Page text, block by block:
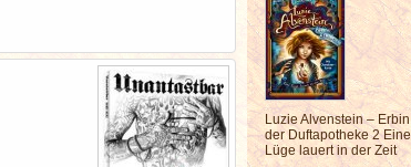
Luzie Alvenstein – Erbin
der Duftapotheke 2 Eine
Lüge lauert in der Zeit